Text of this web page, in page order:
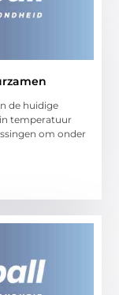
de huidige
temperatuur
om onder